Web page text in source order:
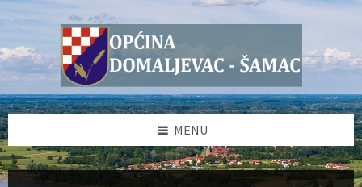
Skip
to
Skip
to
sidebar
Skip
to
sidebar
Skip
to
MENU